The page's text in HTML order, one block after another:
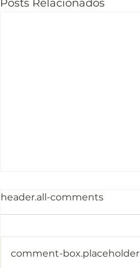
Posts Relacionados
header.all-comments
comment-box.placeholder